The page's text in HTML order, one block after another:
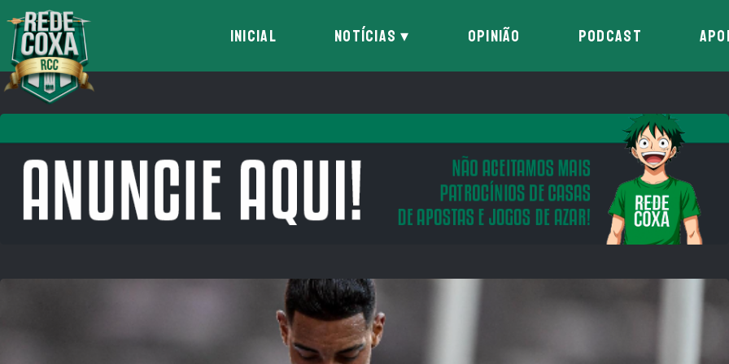
INICIAL NOTÍCIAS OPINIÃO PODCAST